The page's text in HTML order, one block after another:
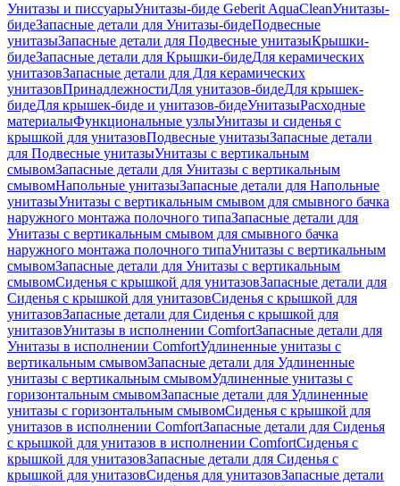
Унитазы и писсуарыУнитазы-биде Geberit AquaCleanУнитазы-
бидеЗапасные детали для Унитазы-бидеПодвесные
унитазыЗапасные детали для Подвесные унитазыКрышки-
бидеЗапасные детали для Крышки-бидеДля керамических
унитазовЗапасные детали для Для керамических
унитазовПринадлежностиДля унитазов-бидеДля крышек-
бидеДля крышек-биде и унитазов-бидеУнитазыРасходные
материалыФункциональные узлыУнитазы и сиденья с
крышкой для унитазовПодвесные унитазыЗапасные детали
для Подвесные унитазыУнитазы с вертикальным
смывомЗапасные детали для Унитазы с вертикальным
смывомНапольные унитазыЗапасные детали для Напольные
унитазыУнитазы с вертикальным смывом для смывного бачка
наружного монтажа полочного типаЗапасные детали для
Унитазы с вертикальным смывом для смывного бачка
наружного монтажа полочного типаУнитазы с вертикальным
смывомЗапасные детали для Унитазы с вертикальным
смывомСиденья с крышкой для унитазовЗапасные детали для
Сиденья с крышкой для унитазовСиденья с крышкой для
унитазовЗапасные детали для Сиденья с крышкой для
унитазовУнитазы в исполнении ComfortЗапасные детали для
Унитазы в исполнении ComfortУдлиненные унитазы с
вертикальным смывомЗапасные детали для Удлиненные
унитазы с вертикальным смывомУдлиненные унитазы с
горизонтальным смывомЗапасные детали для Удлиненные
унитазы с горизонтальным смывомСиденья с крышкой для
унитазов в исполнении ComfortЗапасные детали для Сиденья
с крышкой для унитазов в исполнении ComfortСиденья с
крышкой для унитазовЗапасные детали для Сиденья с
крышкой для унитазовСиденья для унитазовЗапасные детали